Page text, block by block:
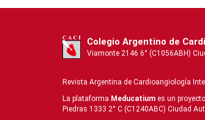
Colegio Argentino de
Viamonte 2146 6° (C1056ABH)
Revista Argentina de Cardioangiologí­a
La plataforma Meducatium es un
Piedras 1333 2° C (C1240ABC) Ciudad